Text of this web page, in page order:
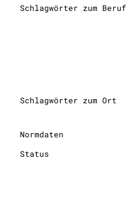
Schlagwörter zum Beruf
Schlagwörter zum Ort
Normdaten
Status